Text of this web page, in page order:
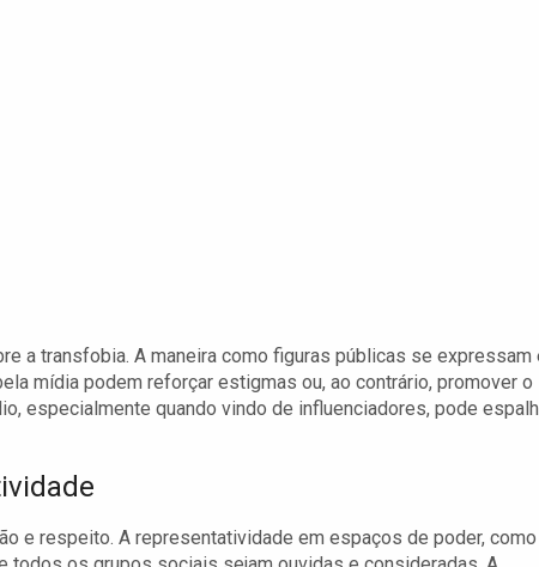
a transfobia. A maneira como figuras públicas se expressam
mídia podem reforçar estigmas ou, ao contrário, promover o
especialmente quando vindo de influenciadores, pode
e respeito. A representatividade em espaços de poder,